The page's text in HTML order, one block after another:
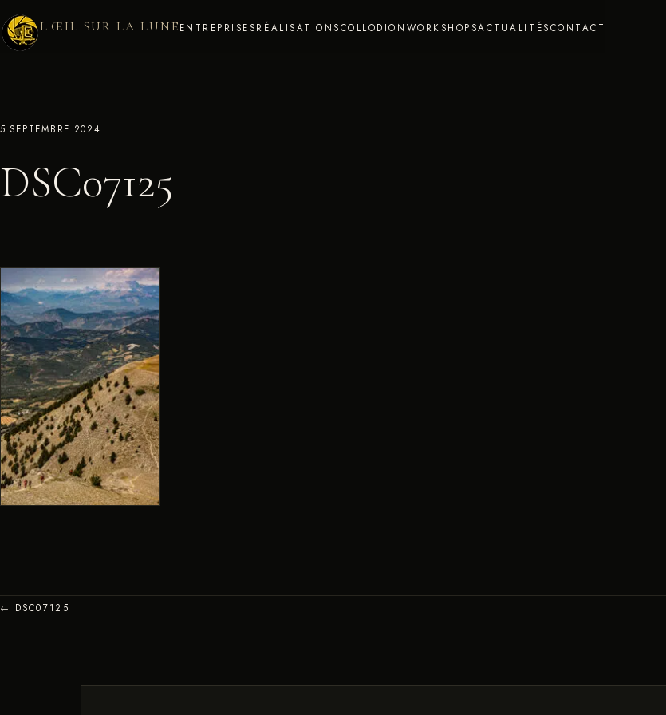
L'ŒIL SUR LA LUNEENTREPRISESRÉALISATIONSCOLLODION WORKSHOPSACTUALITÉSCONTACT
5 SEPTEMBRE 2024
DSC07125
← DSC07125